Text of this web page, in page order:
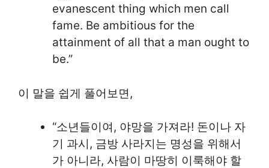
evanescent thing which men call
fame. Be ambitious for the
attainment of all that a man ought to
be.”
이 말을 쉽게 풀어보면,
“소년들이여, 야망을 가져라! 돈이나 자
기 과시, 금방 사라지는 명성을 위해서
가 아니라, 사람이 마땅히 이룩해야 할